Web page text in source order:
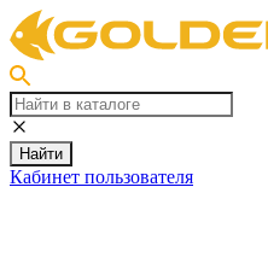
Найти
Кабинет пользователя